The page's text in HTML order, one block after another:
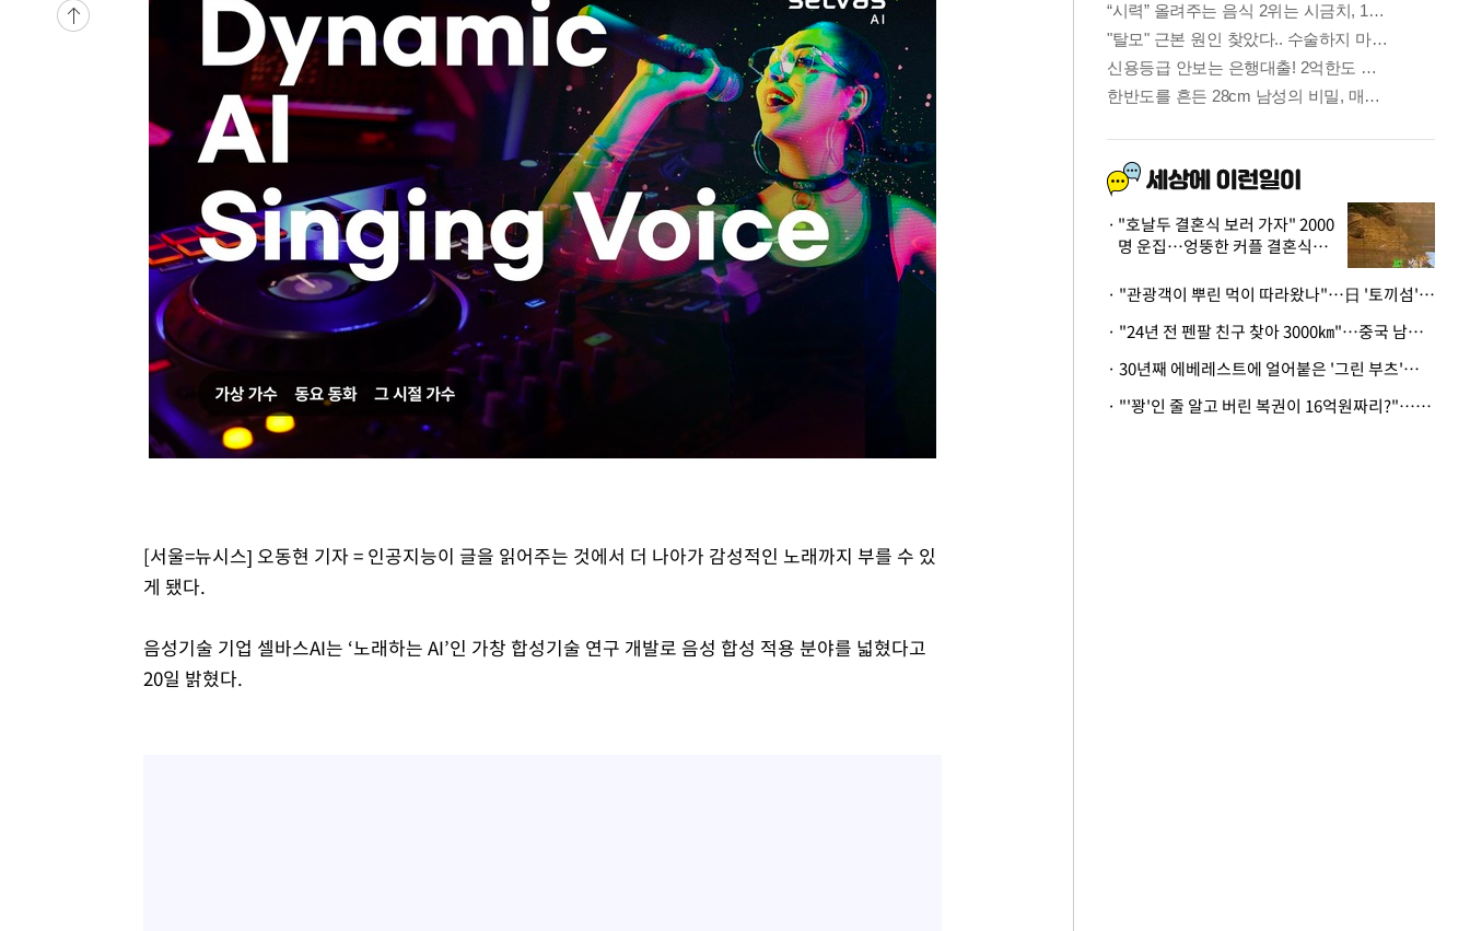
-31697초 전 >
네타냐후, 트럼프의 가자 평화 2차 15개조 평화안 '거부'
이강인 ATM 입단식에 '상암벌 들썩'…"세계적인 선수 되길"
태풍 돌핀, 중 저장성 타이저우시 해안에 상륙 (1보)
AT마드리드 데뷔 앞둔 이강인, 맨시티전 선발 대신 '벤치 시작'
[속보]與 강원·TK 당원투표 합산 김민석 48.54%로 승리…정청래
與 강원·TK 당원투표 합산 김민석 46.01%로 승리…정청래
[속보]與전대 권리당원투표…강원·경북 김민석, 대구 정청래 승리
[속보]與 당대표 경선, 경북 권리당원 투표 김민석 47.37%·정청래
[속보]與 당대표 경선, 대구 권리당원 투표 정청래 47.82%·김민석
[속보]與 당대표 경선, 강원 권리당원 투표 김민석 승리…50.30%
"일본축구협회, 대한축구협회 성 접대 의혹 심판 조사"
[속보]장은수, KLPGA 제주삼다수 역전 우승…데뷔 10년 차에 첫
"얼마나 더웠으면"…안동 물길공원서 헤엄친 구렁이 '소동'
손흥민, 68분 뛰고 2경기 침묵…LAFC, 톨루카에 1-0 승리(종합)
'2경기 연속 침묵' 손흥민, 톨루카전 68분만 뛰고 슈팅 0개
튀르키예 외무장관, "메카 3국 방위협정은 이란이 목표 아냐 " 밝혀
이군이 불법 군시설 건설한 레바논 남부에서 레바논군 3명 폭발로 부상
[서울=뉴시스] 오동현 기자 = 인공지능이 글을 읽어주는 것에서 더 나아가 감성적인 노래까지 부를 수 있
게 됐다.
음성기술 기업 셀바스AI는 ‘노래하는 AI’인 가창 합성기술 연구 개발로 음성 합성 적용 분야를 넓혔다고
20일 밝혔다.
"호날두 결혼식 보러 가자" 2000
명 운집…엉뚱한 커플 결혼식에
· "관광객이 뿌린 먹이 따라왔나"…日 '토끼섬' 멧돼지, 토끼까지 사냥
· "24년 전 펜팔 친구 찾아 3000㎞"…중국 남성 사연에 '뭉클'
· 30년째 에베레스트에 얼어붙은 '그린 부츠'…드디어 가족 품으로
· "'꽝'인 줄 알고 버린 복권이 16억원짜리?"…극적으로 되찾은 사연